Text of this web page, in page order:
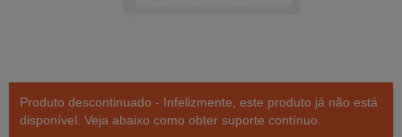
Produto descontinuado - Infelizmente, este produto já não está
disponível. Veja abaixo como obter suporte contínuo.